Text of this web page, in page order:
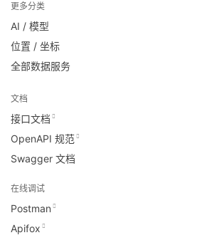
更多分类
AI / 模型
位置 / 坐标
全部数据服务
文档
接口文档
OpenAPI 规范
Swagger 文档
在线调试
Postman
Apifox